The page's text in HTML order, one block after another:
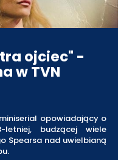
ojciec" -
w TVN
opowiadający o
letniej, budzącej wiele
Spearsa nad uwielbianą